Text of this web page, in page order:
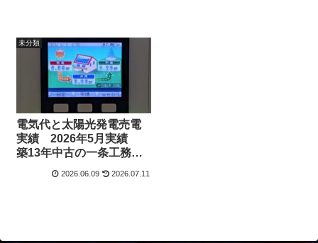
未分類
電気代と太陽光発電売電
実績 2026年5月実績
築13年中古の一条工務店i-
2026.06.09 2026.07.11